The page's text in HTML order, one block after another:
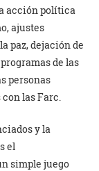
acción política
ajustes
paz, dejación de
de las
personas
las Farc.
y la
el
simple juego